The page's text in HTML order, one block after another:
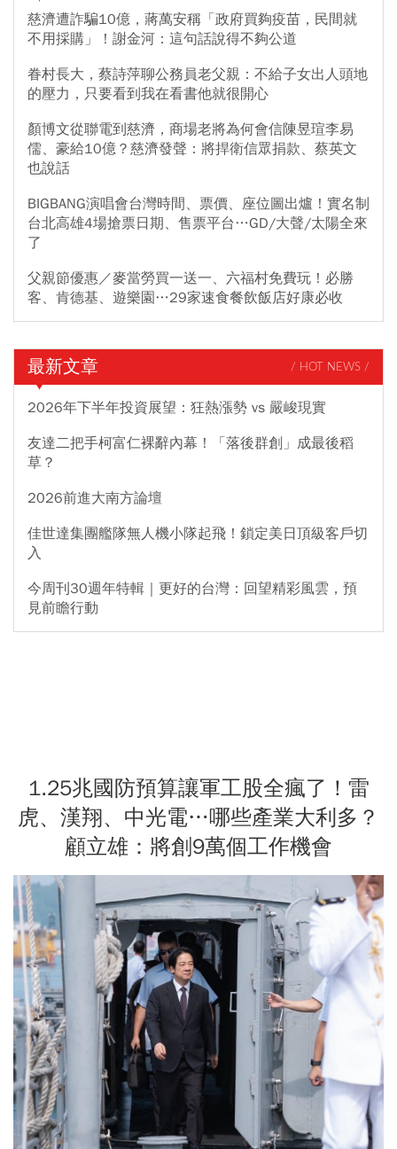
慈濟遭詐騙10億，蔣萬安稱「政府買夠疫苗，民間就
不用採購」！謝金河：這句話說得不夠公道
眷村長大，蔡詩萍聊公務員老父親：不給子女出人頭地
的壓力，只要看到我在看書他就很開心
顏博文從聯電到慈濟，商場老將為何會信陳昱瑄李易
儒、豪給10億？慈濟發聲：將捍衛信眾捐款、蔡英文
也說話
BIGBANG演唱會台灣時間、票價、座位圖出爐！實名制
台北高雄4場搶票日期、售票平台…GD/大聲/太陽全來
了
父親節優惠／麥當勞買一送一、六福村免費玩！必勝
客、肯德基、遊樂園…29家速食餐飲飯店好康必收
最新文章 / HOT NEWS /
2026年下半年投資展望：狂熱漲勢 vs 嚴峻現實
友達二把手柯富仁裸辭內幕！「落後群創」成最後稻
草？
2026前進大南方論壇
佳世達集團艦隊無人機小隊起飛！鎖定美日頂級客戶切
入
今周刊30週年特輯｜更好的台灣：回望精彩風雲，預
見前瞻行動
1.25兆國防預算讓軍工股全瘋了！雷
虎、漢翔、中光電…哪些產業大利多？
顧立雄：將創9萬個工作機會